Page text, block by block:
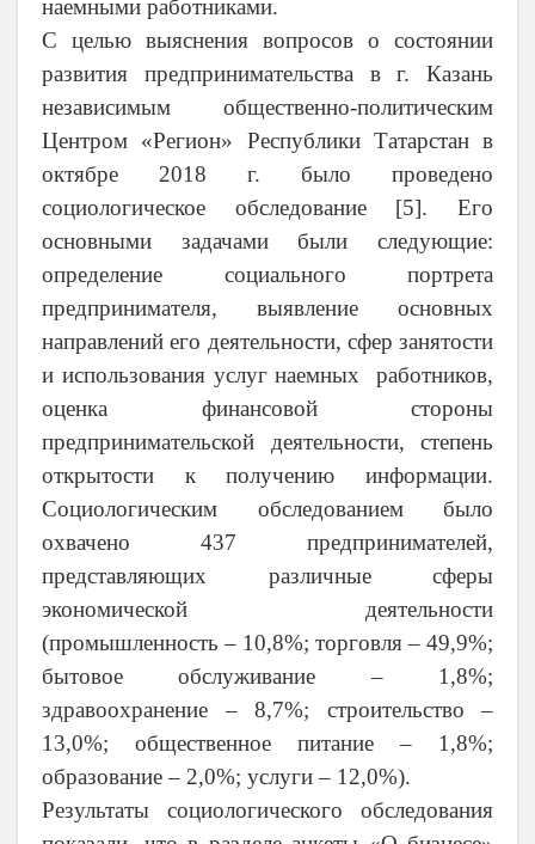
наемными работниками.
С целью выяснения вопросов о состоянии
развития предпринимательства в г. Казань
независимым общественно-политическим
Центром «Регион» Республики Татарстан в
октябре 2018 г. было проведено
социологическое обследование [5]. Его
основными задачами были следующие:
определение социального портрета
предпринимателя, выявление основных
направлений его деятельности, сфер занятости
и использования услуг наемных работников,
оценка финансовой стороны
предпринимательской деятельности, степень
открытости к получению информации.
Социологическим обследованием было
охвачено 437 предпринимателей,
представляющих различные сферы
экономической деятельности
(промышленность – 10,8%; торговля – 49,9%;
бытовое обслуживание – 1,8%;
здравоохранение – 8,7%; строительство –
13,0%; общественное питание – 1,8%;
образование – 2,0%; услуги – 12,0%).
Результаты социологического обследования